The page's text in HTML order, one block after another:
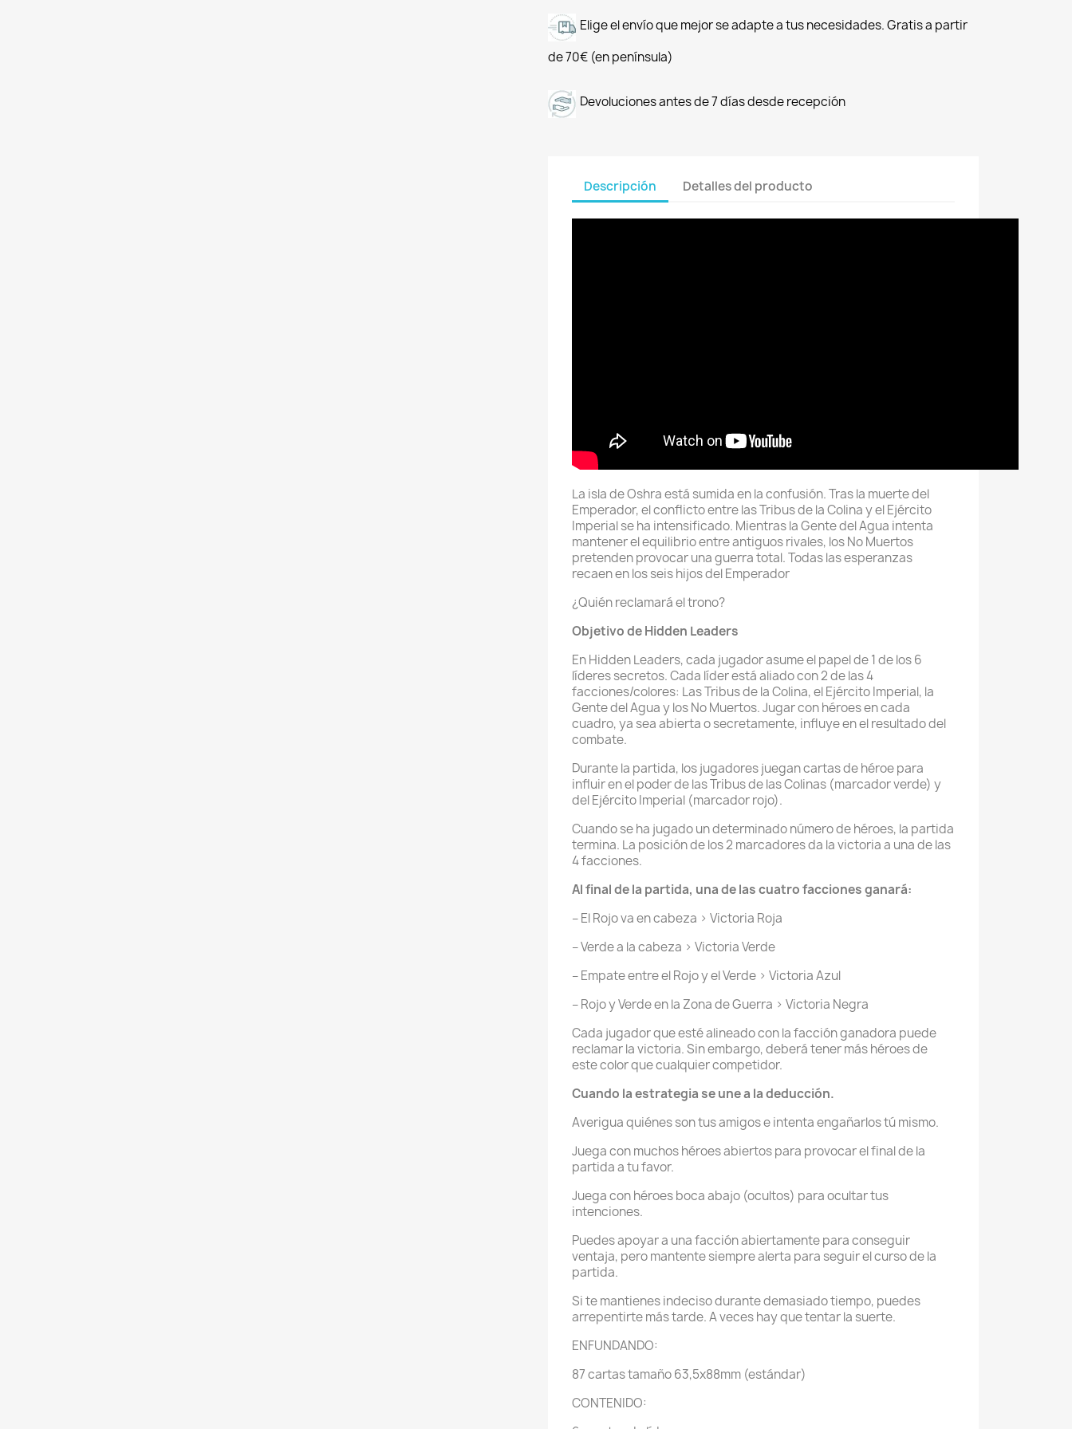
Elige el envío que mejor se adapte a tus necesidades. Gratis a partir
de 70€ (en península)
Devoluciones antes de 7 días desde recepción
Descripción Detalles del producto
La isla de Oshra está sumida en la confusión. Tras la muerte del
Emperador, el conflicto entre las Tribus de la Colina y el Ejército
Imperial se ha intensificado. Mientras la Gente del Agua intenta
mantener el equilibrio entre antiguos rivales, los No Muertos
pretenden provocar una guerra total. Todas las esperanzas
recaen en los seis hijos del Emperador
¿Quién reclamará el trono?
Objetivo de Hidden Leaders
En Hidden Leaders, cada jugador asume el papel de 1 de los 6
líderes secretos. Cada líder está aliado con 2 de las 4
facciones/colores: Las Tribus de la Colina, el Ejército Imperial, la
Gente del Agua y los No Muertos. Jugar con héroes en cada
cuadro, ya sea abierta o secretamente, influye en el resultado del
combate.
Durante la partida, los jugadores juegan cartas de héroe para
influir en el poder de las Tribus de las Colinas (marcador verde) y
del Ejército Imperial (marcador rojo).
Cuando se ha jugado un determinado número de héroes, la partida
termina. La posición de los 2 marcadores da la victoria a una de las
4 facciones.
Al final de la partida, una de las cuatro facciones ganará:
– El Rojo va en cabeza > Victoria Roja
– Verde a la cabeza > Victoria Verde
– Empate entre el Rojo y el Verde > Victoria Azul
– Rojo y Verde en la Zona de Guerra > Victoria Negra
Cada jugador que esté alineado con la facción ganadora puede
reclamar la victoria. Sin embargo, deberá tener más héroes de
este color que cualquier competidor.
Cuando la estrategia se une a la deducción.
Averigua quiénes son tus amigos e intenta engañarlos tú mismo.
Juega con muchos héroes abiertos para provocar el final de la
partida a tu favor.
Juega con héroes boca abajo (ocultos) para ocultar tus
intenciones.
Puedes apoyar a una facción abiertamente para conseguir
ventaja, pero mantente siempre alerta para seguir el curso de la
partida.
Si te mantienes indeciso durante demasiado tiempo, puedes
arrepentirte más tarde. A veces hay que tentar la suerte.
ENFUNDANDO:
87 cartas tamaño 63,5x88mm (estándar)
CONTENIDO: